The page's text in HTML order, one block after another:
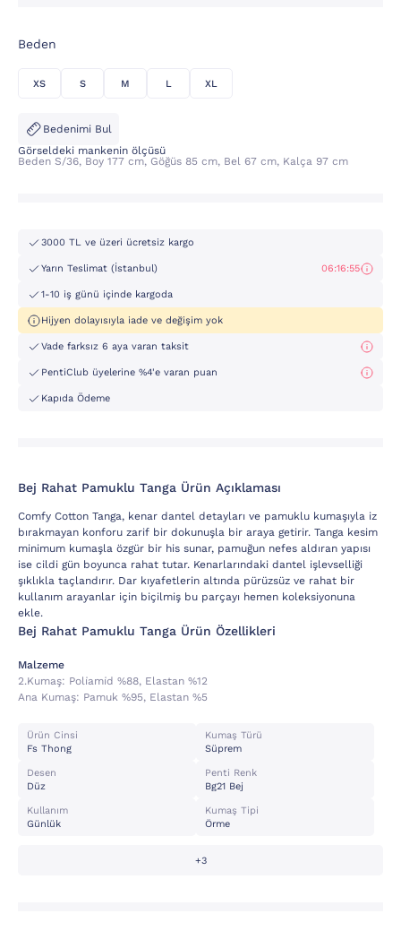
Beden
XS S M L XL
Bedenimi Bul
Görseldeki mankenin ölçüsü
Beden S/36, Boy 177 cm, Göğüs 85 cm, Bel 67 cm, Kalça 97 cm
3000 TL ve üzeri ücretsiz kargo
Yarın Teslimat (İstanbul) 06:16:55
1-10 iş günü içinde kargoda
Hijyen dolayısıyla iade ve değişim yok
Vade farksız 6 aya varan taksit
PentiClub üyelerine %4'e varan puan
Kapıda Ödeme
Bej Rahat Pamuklu Tanga Ürün Açıklaması
Comfy Cotton Tanga, kenar dantel detayları ve pamuklu kumaşıyla iz
bırakmayan konforu zarif bir dokunuşla bir araya getirir. Tanga kesim
minimum kumaşla özgür bir his sunar, pamuğun nefes aldıran yapısı
ise cildi gün boyunca rahat tutar. Kenarlarındaki dantel işlevselliği
şıklıkla taçlandırır. Dar kıyafetlerin altında pürüzsüz ve rahat bir
kullanım arayanlar için biçilmiş bu parçayı hemen koleksiyonuna
ekle.
Bej Rahat Pamuklu Tanga Ürün Özellikleri
Malzeme
2.kumaş: Poli̇ami̇d %88, Elastan %12
Ana Kumaş: Pamuk %95, Elastan %5
Ürün Cinsi
Fs Thong
Kumaş Türü
Süprem
Desen
Düz
Penti Renk
Bg21 Bej
Kullanım
Günlük
Kumaş Tipi
Örme
+3